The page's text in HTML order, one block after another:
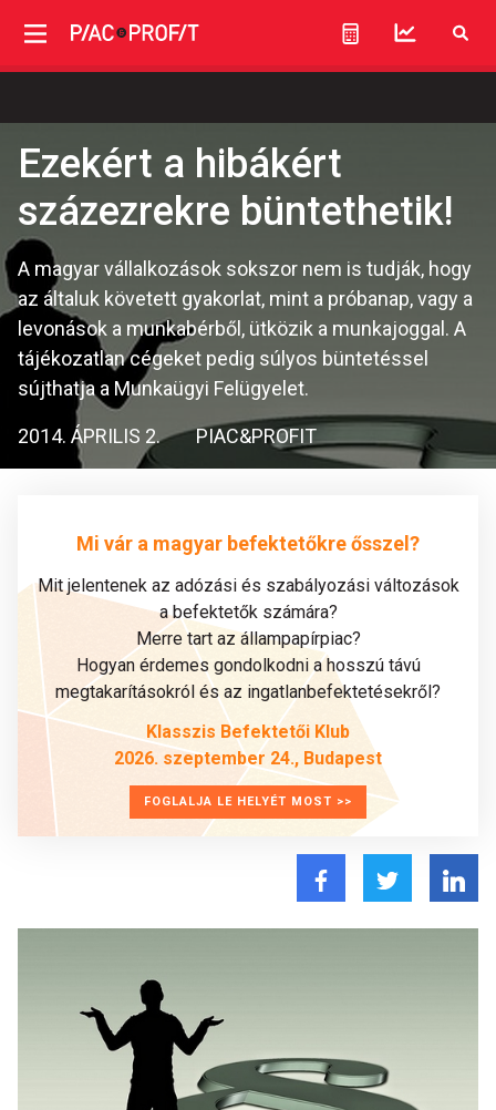
Ezekért a hibákért
százezrekre büntethetik!
A magyar vállalkozások sokszor nem is tudják, hogy
az általuk követett gyakorlat, mint a próbanap, vagy a
levonások a munkabérből, ütközik a munkajoggal. A
tájékozatlan cégeket pedig súlyos büntetéssel
sújthatja a Munkaügyi Felügyelet.
2014. ÁPRILIS 2. PIAC&PROFIT
Mi vár a magyar befektetőkre ősszel?
Mit jelentenek az adózási és szabályozási változások
a befektetők számára?
Merre tart az állampapírpiac?
Hogyan érdemes gondolkodni a hosszú távú
megtakarításokról és az ingatlanbefektetésekről?
Klasszis Befektetői Klub
2026. szeptember 24., Budapest
FOGLALJA LE HELYÉT MOST >>